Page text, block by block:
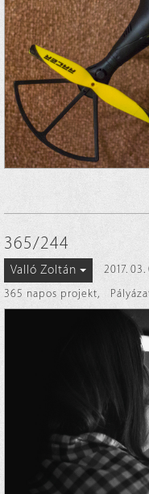
365/244
Valló Zoltán 2017. 03.
365 napos projekt,